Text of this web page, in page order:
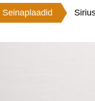
Seinaplaadid